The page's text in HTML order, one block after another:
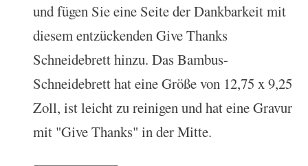
und fügen Sie eine Seite der Dankbarkeit mit
diesem entzückenden Give Thanks
Schneidebrett hinzu. Das Bambus-
Schneidebrett hat eine Größe von 12,75 x 9,25
Zoll, ist leicht zu reinigen und hat eine Gravur
mit "Give Thanks" in der Mitte.